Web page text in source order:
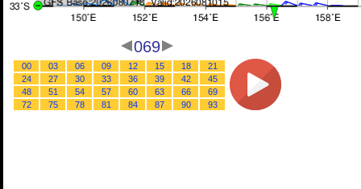
069
00 03 06 09 12 15 18
21
24
27 30 33 36 39 42
45
48
51 54 57 60 63 66
69
72
75 78 81 84 87 90 93